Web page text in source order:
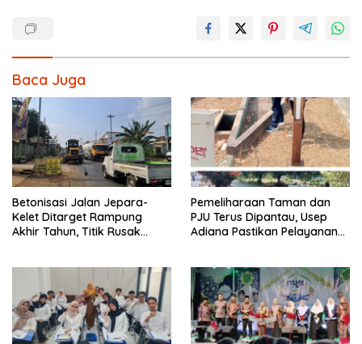
Baca Juga
Betonisasi Jalan Jepara-
Kelet Ditarget Rampung
Akhir Tahun, Titik Rusak
Pemeliharaan Taman dan
PJU Terus Dipantau, Usep
Adiana Pastikan Pelayanan